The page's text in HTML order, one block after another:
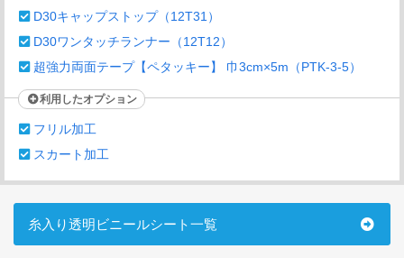
D30キャップストップ（12T31）
D30ワンタッチランナー（12T12）
超強力両面テープ【ペタッキー】 巾3cm×5m（PTK-3-5）
利用したオプション
フリル加工
スカート加工
糸入り透明ビニールシート一覧